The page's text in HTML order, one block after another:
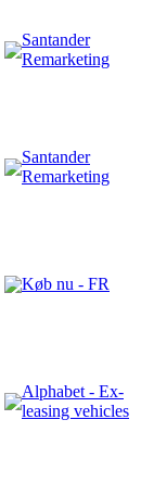
Santander
Remarketing
Santander
Remarketing
Køb nu - FR
Alphabet - Ex-
leasing vehicles